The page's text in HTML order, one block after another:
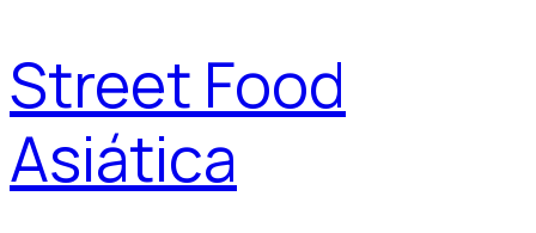
Street Food
Asiática